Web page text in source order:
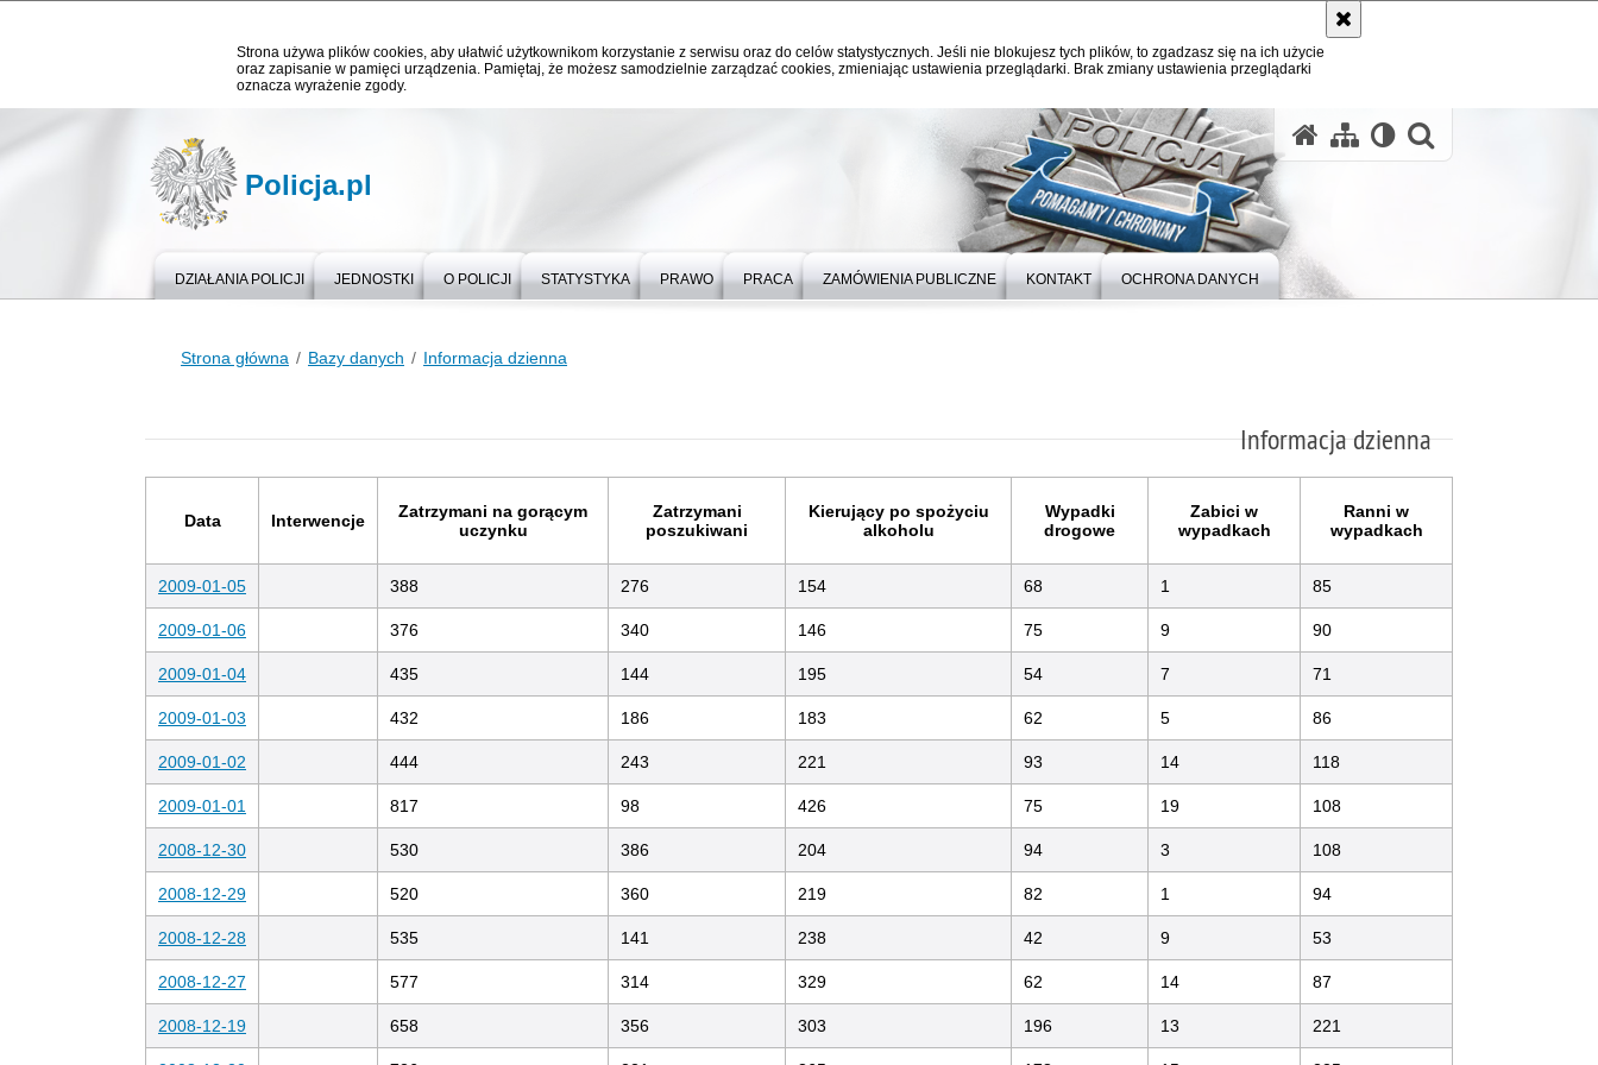
Strona używa plików cookies, aby ułatwić użytkownikom korzystanie z serwisu oraz do celów statystycznych. Jeśli nie blokujesz tych plików, to zgadzasz się na ich użycie
oraz zapisanie w pamięci urządzenia. Pamiętaj, że możesz samodzielnie zarządzać cookies, zmieniając ustawienia przeglądarki. Brak zmiany ustawienia przeglądarki
oznacza wyrażenie zgody.
Policja.pl
DZIAŁANIA POLICJI JEDNOSTKI O POLICJI STATYSTYKA PRAWO PRACA ZAMÓWIENIA PUBLICZNE KONTAKT OCHRONA DANYCH
Strona główna Bazy danych Informacja dzienna
Informacja dzienna
Data Interwencje
Zatrzymani na gorącym
uczynku
Zatrzymani
poszukiwani
Kierujący po spożyciu
alkoholu
Wypadki
drogowe
Zabici w
wypadkach
Ranni w
wypadkach
2009-01-05 388 276 154 68 1 85
2009-01-06 376 340 146 75 9 90
2009-01-04 435 144 195 54 7 71
2009-01-03 432 186 183 62 5 86
2009-01-02 444 243 221 93 14 118
2009-01-01 817 98 426 75 19 108
2008-12-30 530 386 204 94 3 108
2008-12-29 520 360 219 82 1 94
2008-12-28 535 141 238 42 9 53
2008-12-27 577 314 329 62 14 87
2008-12-19 658 356 303 196 13 221